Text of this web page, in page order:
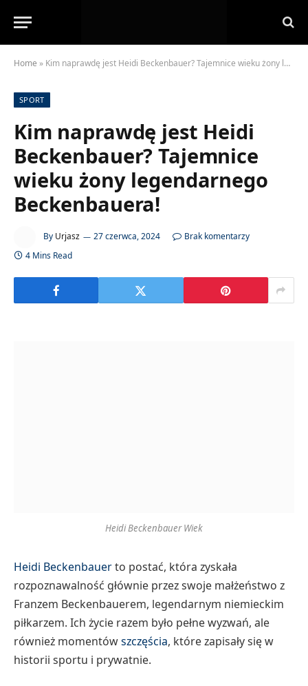
Home » Kim naprawdę jest Heidi Beckenbauer? Tajemnice wieku żony legendarnego Beckenbauera!
SPORT
Kim naprawdę jest Heidi
Beckenbauer? Tajemnice
wieku żony legendarnego
Beckenbauera!
By Urjasz 27 czerwca, 2024
Brak komentarzy
4 Mins Read
Heidi Beckenbauer Wiek
Heidi Beckenbauerto postać, która zyskała
rozpoznawalność głównie przez swoje małżeństwo z
Franzem Beckenbauerem, legendarnym niemieckim
piłkarzem. Ich życie razem było pełne wyzwań, ale
również momentówszczęścia, które zapisały się w
historii sportu i prywatnie.